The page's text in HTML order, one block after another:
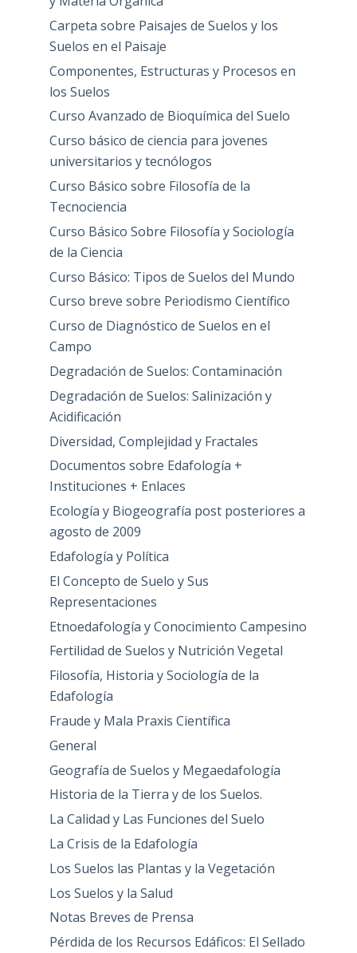
Carpeta sobre Paisajes de Suelos y los
Suelos en el Paisaje
Componentes, Estructuras y Procesos en
los Suelos
Curso Avanzado de Bioquímica del Suelo
Curso básico de ciencia para jovenes
universitarios y tecnólogos
Curso Básico sobre Filosofía de la
Tecnociencia
Curso Básico Sobre Filosofía y Sociología
de la Ciencia
Curso Básico: Tipos de Suelos del Mundo
Curso breve sobre Periodismo Científico
Curso de Diagnóstico de Suelos en el
Campo
Degradación de Suelos: Contaminación
Degradación de Suelos: Salinización y
Acidificación
Diversidad, Complejidad y Fractales
Documentos sobre Edafología +
Instituciones + Enlaces
Ecología y Biogeografía post posteriores a
agosto de 2009
Edafología y Política
El Concepto de Suelo y Sus
Representaciones
Etnoedafología y Conocimiento Campesino
Fertilidad de Suelos y Nutrición Vegetal
Filosofía, Historia y Sociología de la
Edafología
Fraude y Mala Praxis Científica
General
Geografía de Suelos y Megaedafología
Historia de la Tierra y de los Suelos.
La Calidad y Las Funciones del Suelo
La Crisis de la Edafología
Los Suelos las Plantas y la Vegetación
Los Suelos y la Salud
Notas Breves de Prensa
Pérdida de los Recursos Edáficos: El Sellado